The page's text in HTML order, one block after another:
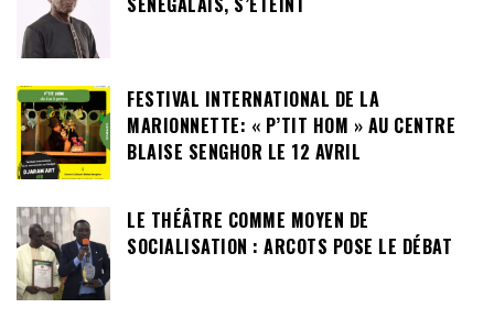
FESTIVAL INTERNATIONAL DE LA
MARIONNETTE: « P’TIT HOM » AU CENTRE
BLAISE SENGHOR LE 12 AVRIL
LE THÉÂTRE COMME MOYEN DE
SOCIALISATION : ARCOTS POSE LE DÉBAT